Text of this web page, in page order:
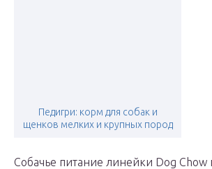
Педигри: корм для собак и
щенков мелких и крупных пород
Собачье питание линейки Dog Chow